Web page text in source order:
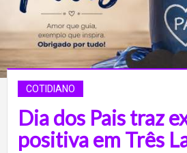
COTIDIANO
Dia dos Pais traz
positiva em Três